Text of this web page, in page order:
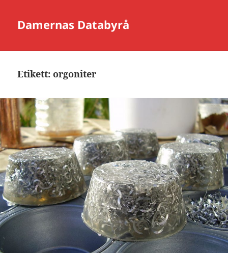
Damernas Databyrå
Etikett:orgoniter